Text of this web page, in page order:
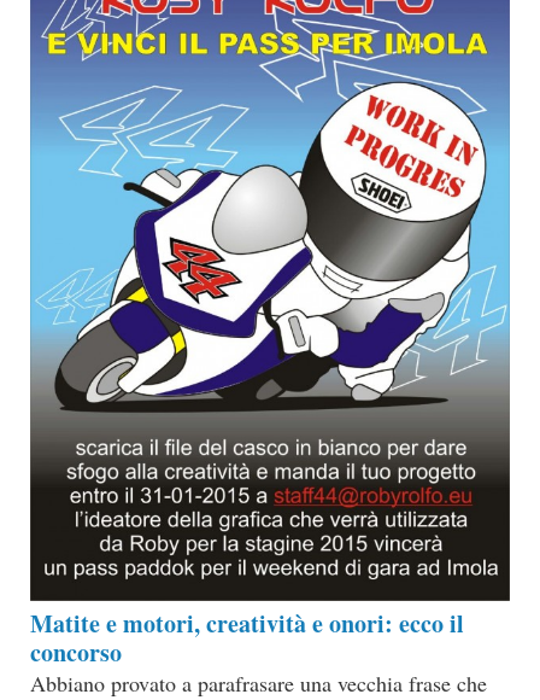
Matite e motori, creatività e onori: ecco il
concorso
Abbiano provato a parafrasare una vecchia frase che